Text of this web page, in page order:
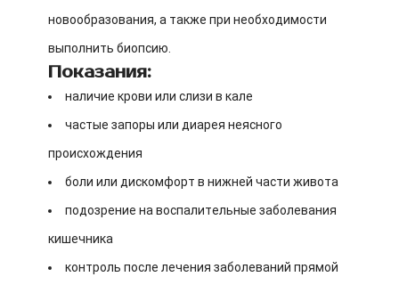
новообразования, а также при необходимости
выполнить биопсию.
Показания:
наличие крови или слизи в кале
частые запоры или диарея неясного
происхождения
боли или дискомфорт в нижней части живота
подозрение на воспалительные заболевания
кишечника
контроль после лечения заболеваний прямой